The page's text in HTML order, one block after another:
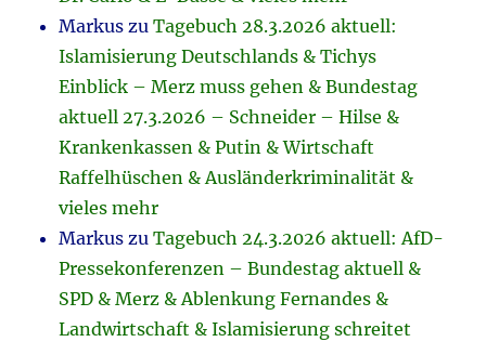
Markus zuTagebuch 28.3.2026 aktuell:
Islamisierung Deutschlands & Tichys
Einblick – Merz muss gehen & Bundestag
aktuell 27.3.2026 – Schneider – Hilse &
Krankenkassen & Putin & Wirtschaft
Raffelhüschen & Ausländerkriminalität &
vieles mehr
Markus zuTagebuch 24.3.2026 aktuell: AfD-
Pressekonferenzen – Bundestag aktuell &
SPD & Merz & Ablenkung Fernandes &
Landwirtschaft & Islamisierung schreitet